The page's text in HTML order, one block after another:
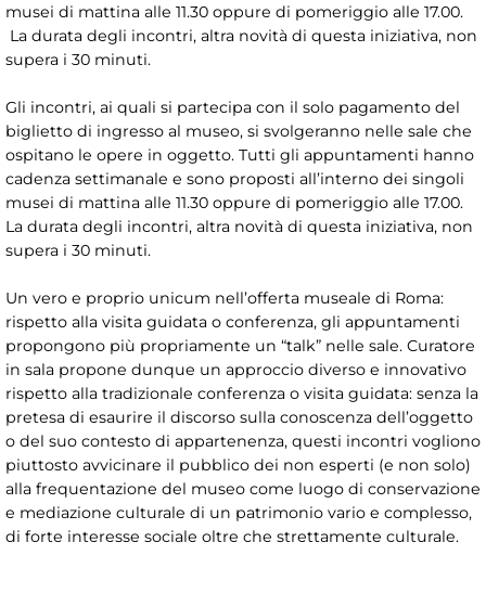
musei di mattina alle 11.30 oppure di pomeriggio alle 17.00.
La durata degli incontri, altra novità di questa iniziativa, non
supera i 30 minuti.
Gli incontri, ai quali si partecipa con il solo pagamento del
biglietto di ingresso al museo, si svolgeranno nelle sale che
ospitano le opere in oggetto. Tutti gli appuntamenti hanno
cadenza settimanale e sono proposti all’interno dei singoli
musei di mattina alle 11.30 oppure di pomeriggio alle 17.00.
La durata degli incontri, altra novità di questa iniziativa, non
supera i 30 minuti.
Un vero e proprio unicum nell’offerta museale di Roma:
rispetto alla visita guidata o conferenza, gli appuntamenti
propongono più propriamente un “talk” nelle sale. Curatore
in sala propone dunque un approccio diverso e innovativo
rispetto alla tradizionale conferenza o visita guidata: senza la
pretesa di esaurire il discorso sulla conoscenza dell’oggetto
o del suo contesto di appartenenza, questi incontri vogliono
piuttosto avvicinare il pubblico dei non esperti (e non solo)
alla frequentazione del museo come luogo di conservazione
e mediazione culturale di un patrimonio vario e complesso,
di forte interesse sociale oltre che strettamente culturale.